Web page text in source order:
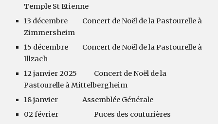
Temple St Etienne
13 décembre
Concert de Noël de la Pastourelle à
Zimmersheim
15 décembre
Concert de Noël de la Pastourelle à
Illzach
12 janvier 2025
Concert de Noël de la
Pastourelle à Mittelbergheim
18 janvier
Assemblée Générale
02 février
Puces des couturières